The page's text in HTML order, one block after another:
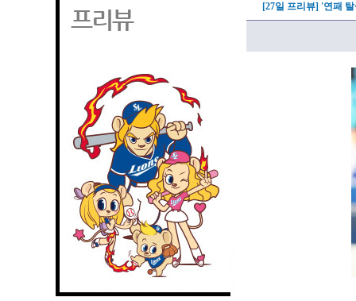
프리뷰 [27일 프리뷰] '연패